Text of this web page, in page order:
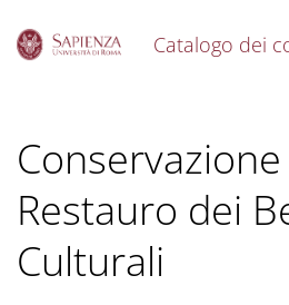
Catalogo dei
Conservazione
Restauro dei
Culturali